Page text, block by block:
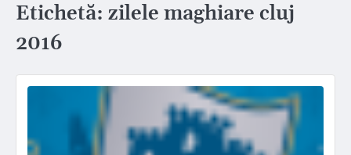
Etichetă: zilele maghiare cluj
2016